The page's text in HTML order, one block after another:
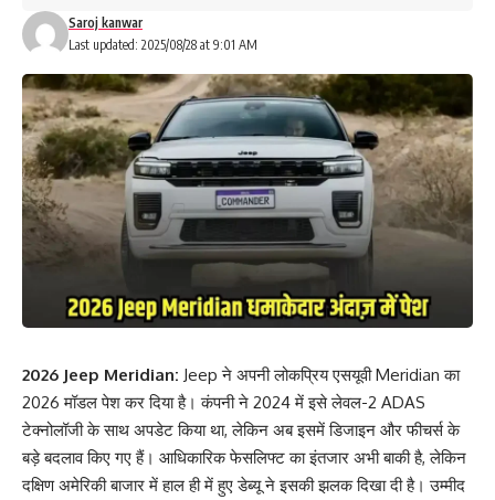
Last updated: 2025/08/28 at 9:01 AM
Saroj kanwar
2026 Jeep Meridian: Jeep ने अपनी लोकप्रिय एसयूवी Meridian का
2026 मॉडल पेश कर दिया है। कंपनी ने 2024 में इसे लेवल-2 ADAS
टेक्नोलॉजी के साथ अपडेट किया था, लेकिन अब इसमें डिजाइन और फीचर्स के
बड़े बदलाव किए गए हैं। आधिकारिक फेसलिफ्ट का इंतजार अभी बाकी है, लेकिन
दक्षिण अमेरिकी बाजार में हाल ही में हुए डेब्यू ने इसकी झलक दिखा दी है। उम्मीद